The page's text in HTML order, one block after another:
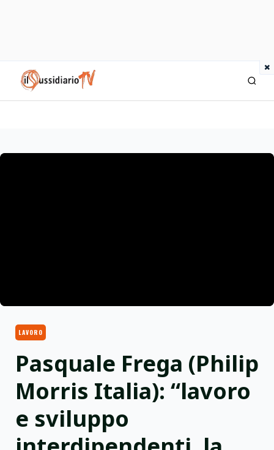
×
IlSussidiario TV
LAVORO
Pasquale Frega (Philip
Morris Italia): “lavoro
e sviluppo